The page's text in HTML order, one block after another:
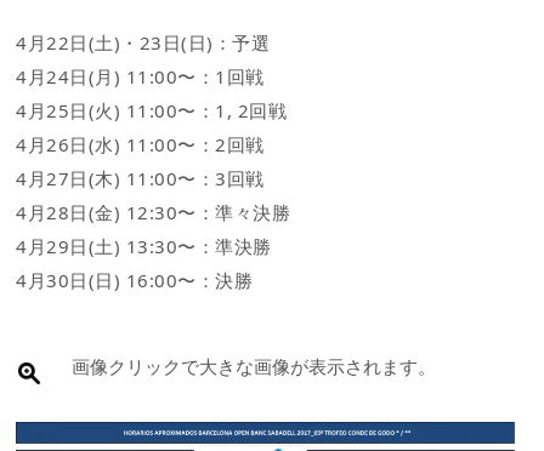
4月22日(土)・23日(日)：予選
4月24日(月) 11:00〜：1回戦
4月25日(火) 11:00〜：1, 2回戦
4月26日(水) 11:00〜：2回戦
4月27日(木) 11:00〜：3回戦
4月28日(金) 12:30〜：準々決勝
4月29日(土) 13:30〜：準決勝
4月30日(日) 16:00〜：決勝
画像クリックで大きな画像が表示されます。